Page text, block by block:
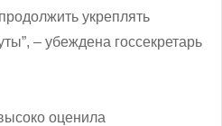
укреплять
– убеждена госсекретарь
оценила